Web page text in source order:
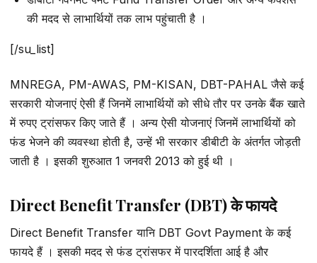
की मदद से लाभार्थियों तक लाभ पहुंचाती है ।
[/su_list]
MNREGA, PM-AWAS, PM-KISAN, DBT-PAHAL जैसे कई
सरकारी योजनाएं ऐसी हैं जिनमें लाभार्थियों को सीधे तौर पर उनके बैंक खाते
में रुपए ट्रांसफर किए जाते हैं । अन्य ऐसी योजनाएं जिनमें लाभार्थियों को
फंड भेजने की व्यवस्था होती है, उन्हें भी सरकार डीबीटी के अंतर्गत जोड़ती
जाती है । इसकी शुरुआत 1 जनवरी 2013 को हुई थी ।
Direct Benefit Transfer (DBT) के फायदे
Direct Benefit Transfer यानि DBT Govt Payment के कई
फायदे हैं । इसकी मदद से फंड ट्रांसफर में पारदर्शिता आई है और